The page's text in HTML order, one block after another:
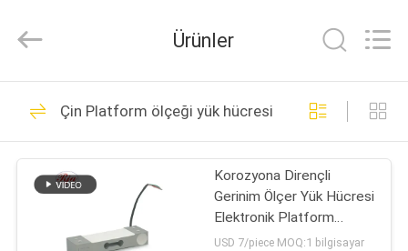
ÜRÜNLER
Measurement
Instruments
All
Reserved.
Ağırlık ölçme
esneklik detektörler
yük hücresi
117
Ürünler
Çin Platform ölçeği yük hücresi
Korozyona Dirençli
Gerinim Ölçer Yük Hücresi
Elektronik Platform
Kantarı Yük Elemanı
USD 7/piece MOQ:1 bilgisayar